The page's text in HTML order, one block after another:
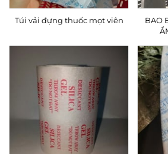
Túi vải đựng thuốc mọt viên
BAO BÌ